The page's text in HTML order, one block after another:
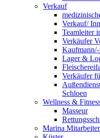
Verkauf
Verkauf/
Teamleiter
Verkäufer
Lager &
Verkäufer
Schloen
Wellness &
Masseur
Marina Mitarbeiter